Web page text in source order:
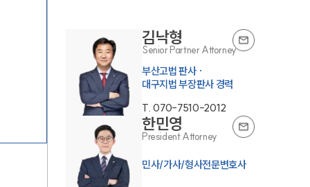
김낙형
Senior Partner Attorney
부산고법 판사 ·
대구지법 부장판사 경력
T.070-7510-2012
한민영
President Attorney
민사/가사/형사전문변호사